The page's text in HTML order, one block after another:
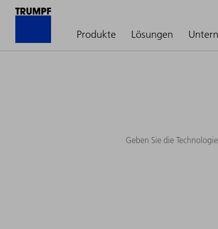
Produkte Lösungen
Geben Sie die